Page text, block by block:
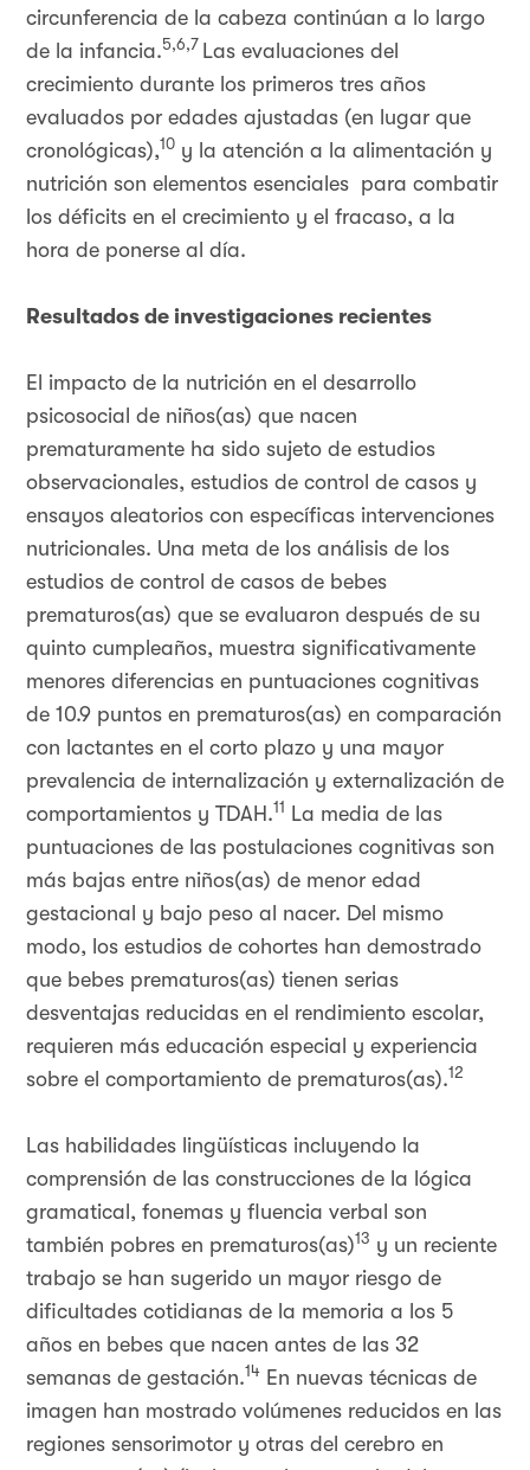
circunferencia de la cabeza continúan a lo largo
de la infancia.5,6,7 Las evaluaciones del
crecimiento durante los primeros tres años
evaluados por edades ajustadas (en lugar que
cronológicas),10 y la atención a la alimentación y
nutrición son elementos esenciales para combatir
los déficits en el crecimiento y el fracaso, a la
hora de ponerse al día.
Resultados de investigaciones recientes
El impacto de la nutrición en el desarrollo
psicosocial de niños(as) que nacen
prematuramente ha sido sujeto de estudios
observacionales, estudios de control de casos y
ensayos aleatorios con específicas intervenciones
nutricionales. Una meta de los análisis de los
estudios de control de casos de bebes
prematuros(as) que se evaluaron después de su
quinto cumpleaños, muestra significativamente
menores diferencias en puntuaciones cognitivas
de 10.9 puntos en prematuros(as) en comparación
con lactantes en el corto plazo y una mayor
prevalencia de internalización y externalización de
comportamientos y TDAH.11
La media de las
puntuaciones de las postulaciones cognitivas son
más bajas entre niños(as) de menor edad
gestacional y bajo peso al nacer. Del mismo
modo, los estudios de cohortes han demostrado
que bebes prematuros(as) tienen serias
desventajas reducidas en el rendimiento escolar,
requieren más educación especial y experiencia
sobre el comportamiento de prematuros(as).12
Las habilidades lingüísticas incluyendo la
comprensión de las construcciones de la lógica
gramatical, fonemas y fluencia verbal son
también pobres en prematuros(as)13 y un reciente
trabajo se han sugerido un mayor riesgo de
dificultades cotidianas de la memoria a los 5
años en bebes que nacen antes de las 32
semanas de gestación.14 En nuevas técnicas de
imagen han mostrado volúmenes reducidos en las
regiones sensorimotor y otras del cerebro en